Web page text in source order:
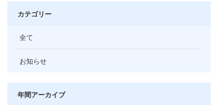
カテゴリー
全て
お知らせ
年間アーカイブ